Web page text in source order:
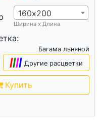
160х200
Ширина х Длина
Багама льняной
|||| Другие расцветки
Купить